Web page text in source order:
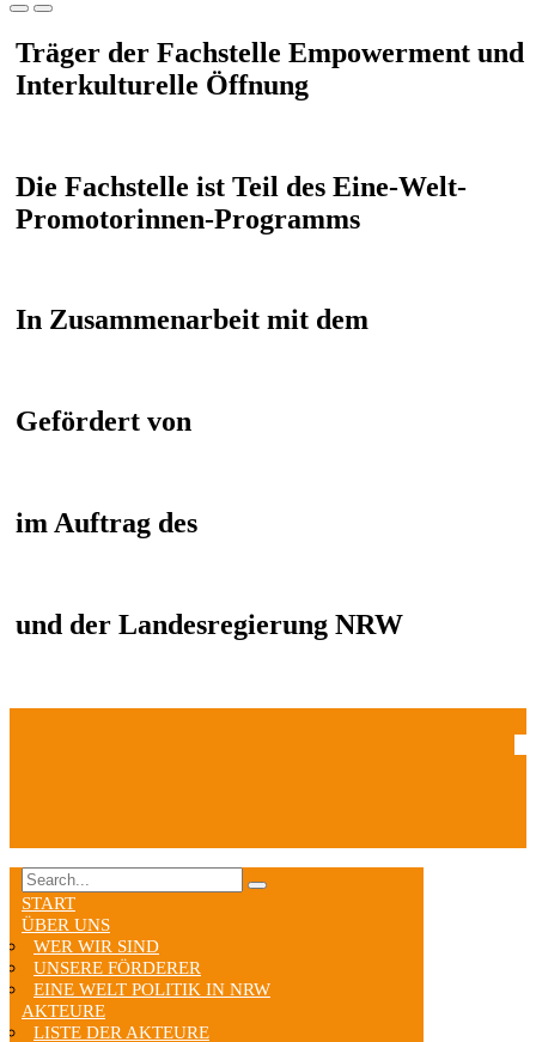
Träger der Fachstelle Empowerment und
Interkulturelle Öffnung
Die Fachstelle ist Teil des Eine-Welt-
Promotorinnen-Programms
In Zusammenarbeit mit dem
Gefördert von
im Auftrag des
und der Landesregierung NRW
START
ÜBER UNS
WER WIR SIND
UNSERE FÖRDERER
EINE WELT POLITIK IN NRW
AKTEURE
LISTE DER AKTEURE